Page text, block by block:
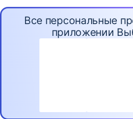
Все персональные
приложении